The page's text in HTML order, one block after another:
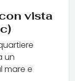
vista
un
mare e